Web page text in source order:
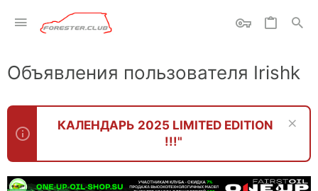
Объявления пользователя Irishk
КАЛЕНДАРЬ 2025 LIMITED EDITION
!!!"